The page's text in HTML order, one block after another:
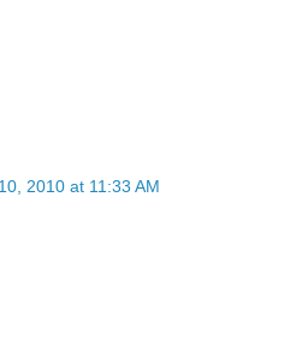
2010 at 11:33 AM